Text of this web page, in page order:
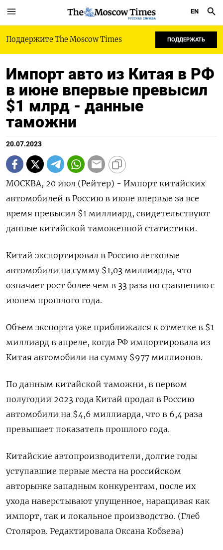
РУССКАЯ СЛУЖБА
EN
Поддержите The Moscow Times ПОДДЕРЖАТЬ
Импорт авто из Китая в РФ
в июне впервые превысил
$1 млрд - данные
таможни
20.07.2023
МОСКВА, 20 июл (Рейтер) - Импорт китайских
автомобилей в Россию в июне впервые за все
время превысил $1 миллиард, свидетельствуют
данные китайской таможенной статистики.
Китай экспортировал в Россию легковые
автомобили на сумму $1,03 миллиарда, что
означает рост более чем в 33 раза по сравнению с
июнем прошлого года.
Объем экспорта уже приближался к отметке в $1
миллиард в апреле, когда РФ импортировала из
Китая автомобили на сумму $977 миллионов.
По данным китайской таможни, в первом
полугодии 2023 года Китай продал в Россию
автомобили на $4,6 миллиарда, что в 6,4 раза
превышает показатель прошлого года.
Китайские автопроизводители, долгие годы
уступавшие первые места на российском
авторынке западным конкурентам, после их
ухода наверстывают упущенное, наращивая как
импорт, так и локальное производство. (Глеб
Столяров. Редактировала Оксана Кобзева)